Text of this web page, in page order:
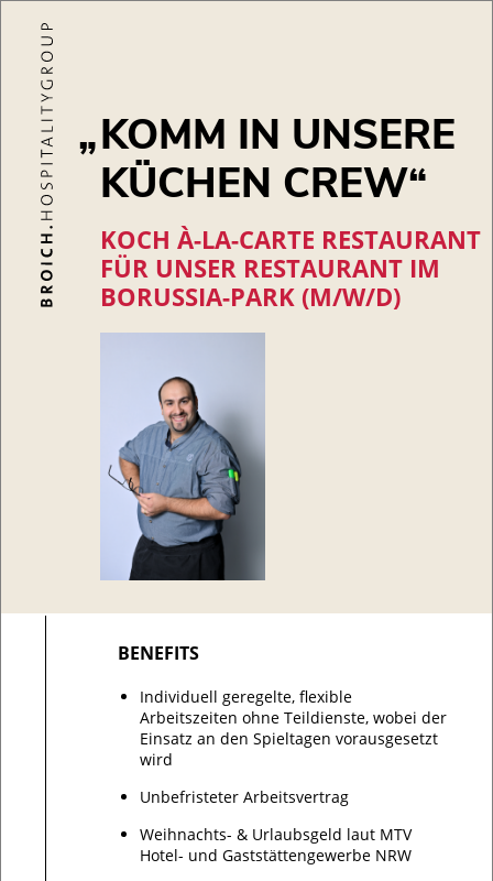
KOMM IN UNSERE
KÜCHEN CREW
KOCH À-LA-CARTE RESTAURANT
FÜR UNSER RESTAURANT IM
BORUSSIA-PARK (M/W/D)
BENEFITS
Individuell geregelte, flexible
Arbeitszeiten ohne Teildienste, wobei der
Einsatz an den Spieltagen vorausgesetzt
wird
Unbefristeter Arbeitsvertrag
Weihnachts- & Urlaubsgeld laut MTV
Hotel- und Gaststättengewerbe NRW